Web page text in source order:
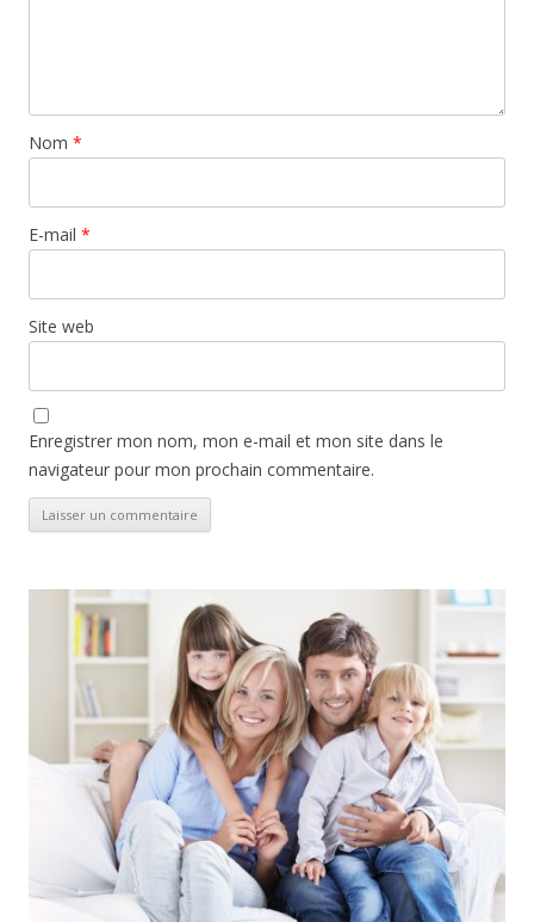
Nom *
E-mail *
Site web
Enregistrer mon nom, mon e-mail et mon site dans le
navigateur pour mon prochain commentaire.